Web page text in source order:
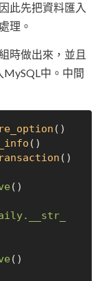
此先把資料匯入
理。
時做出來，並且
MySQL中。中間
()
()
()
()
()